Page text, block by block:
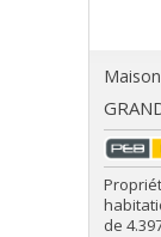
Maison
de